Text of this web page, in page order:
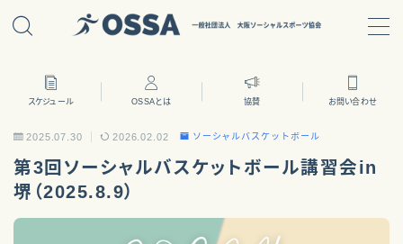
OSSA
スケジュール OSSAとは 協賛 お問い合わせ
2025.07.30 2026.02.02 ソーシャルバスケットボール
第3回ソーシャルバスケットボール講習会in
堺（2025.8.9）